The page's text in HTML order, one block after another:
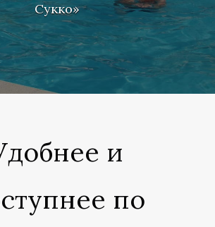
Сукко»
и
по